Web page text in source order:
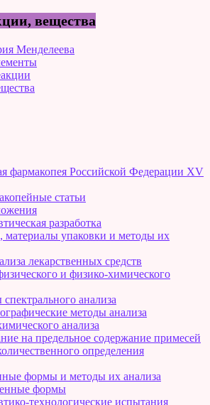
вещества
Менделеева
фармакопея Российской Федерации XV
статьи
разработка
материалы упаковки и методы их
лекарственных средств
и физико-химического
анализа
методы анализа
анализа
на предельное содержание примесей
определения
формы и методы их анализа
формы
технологические испытания